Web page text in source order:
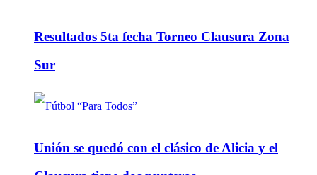
Resultados 5ta fecha Torneo Clausura Zona
Sur
Unión se quedó con el clásico de Alicia y el